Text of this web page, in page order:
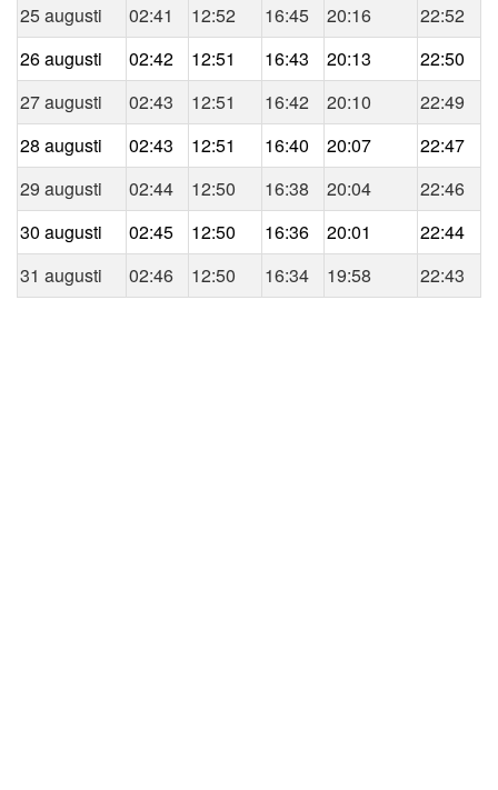
25 augusti
02:41 12:52 16:45 20:16
22:52
26 augusti
02:42 12:51 16:43 20:13
22:50
27 augusti
02:43 12:51 16:42 20:10
22:49
28 augusti
02:43 12:51 16:40 20:07
22:47
29 augusti
02:44 12:50 16:38 20:04
22:46
30 augusti
02:45 12:50 16:36 20:01
22:44
31 augusti
02:46 12:50 16:34 19:58 22:43